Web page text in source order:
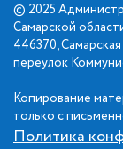
© 2025
Самарской
446370,
переулок
Копирование
только с
Политика